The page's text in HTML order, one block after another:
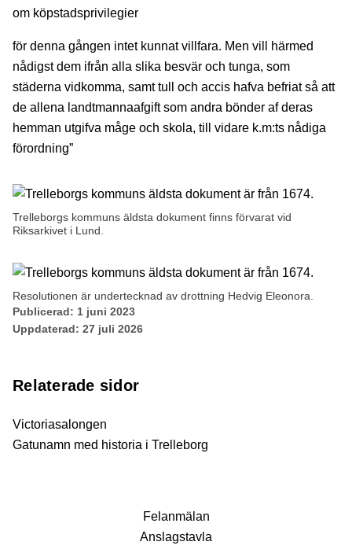
om köpstadsprivilegier
för denna gången intet kunnat villfara. Men vill härmed
nådigst dem ifrån alla slika besvär och tunga, som
städerna vidkomma, samt tull och accis hafva befriat så att
de allena landtmannaafgift som andra bönder af deras
hemman utgifva måge och skola, till vidare k.m:ts nådiga
förordning”
Trelleborgs kommuns äldsta dokument finns förvarat vid
Riksarkivet i Lund.
Resolutionen är undertecknad av drottning Hedvig Eleonora.
Publicerad: 1 juni 2023
Uppdaterad: 27 juli 2026
Relaterade sidor
Victoriasalongen
Gatunamn med historia i Trelleborg
Fel­anmälan
Anslags­tavla